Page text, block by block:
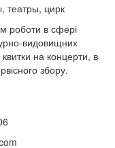
роботи в сфері
видовищних
на концерти, в
збору.